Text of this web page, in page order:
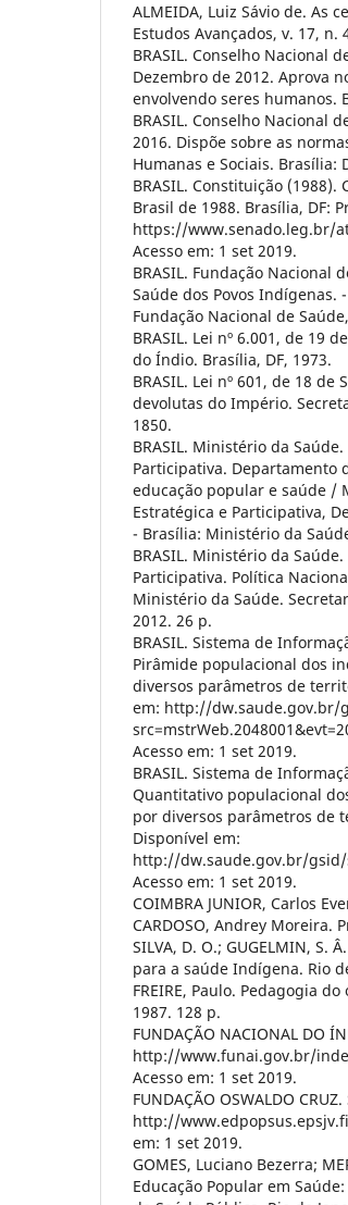
ALMEIDA, Luiz Sávio de. As
Estudos Avançados, v. 17, n.
BRASIL. Conselho Nacional
Dezembro de 2012. Aprova
envolvendo seres humanos.
BRASIL. Conselho Nacional
2016. Dispõe sobre as
Humanas e Sociais. Brasília:
BRASIL. Constituição
Brasil de 1988. Brasília, DF:
https://www.senado.leg.br/
Acesso em: 1 set 2019.
BRASIL. Fundação Nacional
Saúde dos Povos Indígenas.
Fundação Nacional de
BRASIL. Lei nº 6.001, de 19
do Índio. Brasília, DF, 1973.
BRASIL. Lei nº 601, de 18
devolutas do Império.
1850.
BRASIL. Ministério da
Participativa. Departamento
educação popular e saúde /
Estratégica e Participativa,
- Brasília: Ministério da
BRASIL. Ministério da
Participativa. Política
Ministério da Saúde.
2012. 26 p.
BRASIL. Sistema de
Pirâmide populacional dos
diversos parâmetros de
em: http://dw.saude.gov.br/
Acesso em: 1 set 2019.
BRASIL. Sistema de
Quantitativo populacional
por diversos parâmetros de
Disponível em:
http://dw.saude.gov.br/gsid/
Acesso em: 1 set 2019.
COIMBRA JUNIOR, Carlos
CARDOSO, Andrey Moreira.
SILVA, D. O.; GUGELMIN,
para a saúde Indígena. Rio
FREIRE, Paulo. Pedagogia
1987. 128 p.
FUNDAÇÃO NACIONAL DO
http://www.funai.gov.br/
Acesso em: 1 set 2019.
FUNDAÇÃO OSWALDO
http://
em: 1 set 2019.
GOMES, Luciano Bezerra;
Educação Popular em